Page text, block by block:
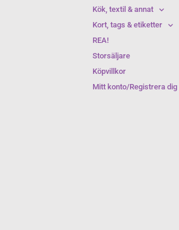
Kök, textil & annat
Kort, tags & etiketter
REA!
Storsäljare
Köpvillkor
Mitt konto/Registrera dig